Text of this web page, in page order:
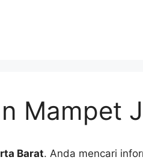
Mampet
Barat. Andа mencari